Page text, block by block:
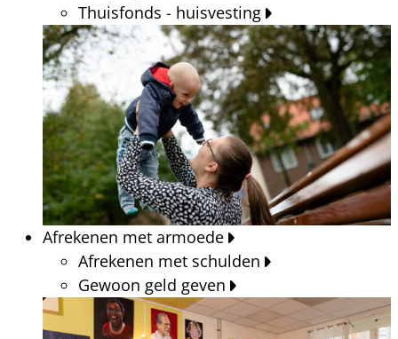
Thuisfonds - huisvesting
Afrekenen met armoede
Afrekenen met schulden
Gewoon geld geven